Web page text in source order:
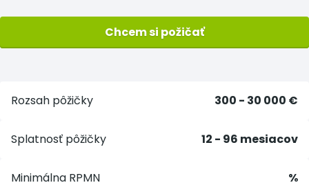
Chcem si požičať
Rozsah pôžičky 300 - 30 000 €
Splatnosť pôžičky 12 - 96 mesiacov
Minimálna RPMN %